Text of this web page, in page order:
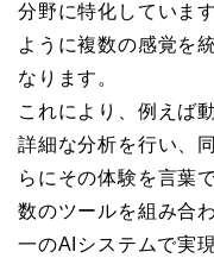
分野に特化していま
ように複数の感覚を
なります。
これにより、例えば
詳細な分析を行い、
らにその体験を言葉
数のツールを組み合
一のAIシステムで実